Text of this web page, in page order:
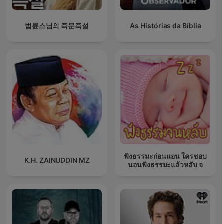
법륜스님의 즉문즉설 As Histórias da Bíblia
K.H. ZAINUDDIN MZ
ฟังธรรมะก่อนนอน ใครชอบ
นอนฟังธรรมะแล้วหลับ จ